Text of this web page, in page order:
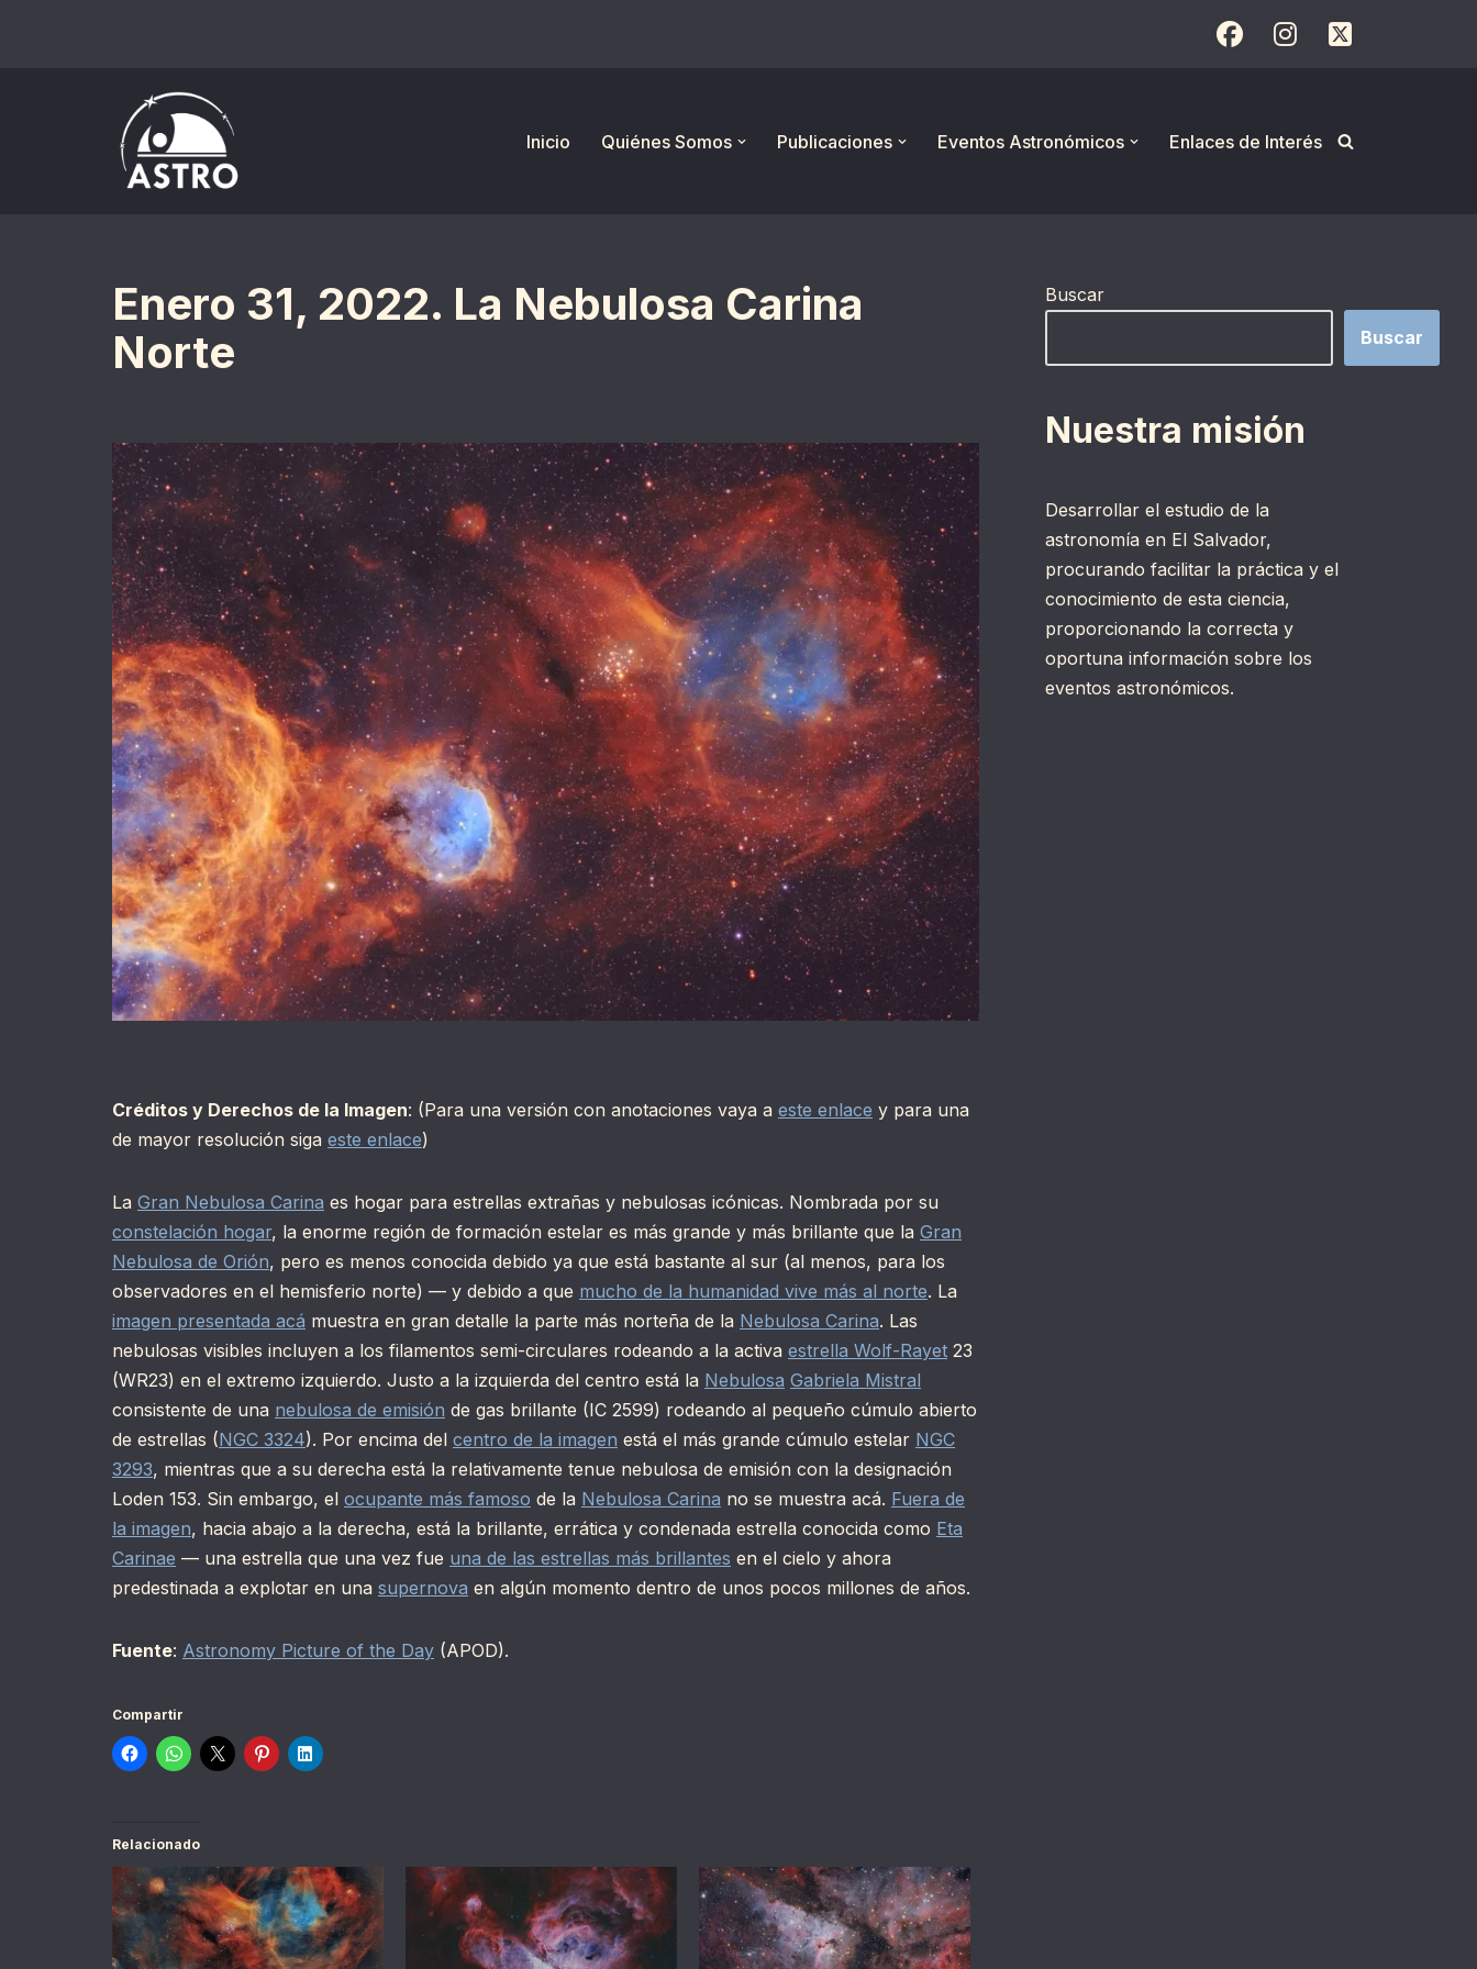
Inicio
Quiénes Somos Publicaciones Eventos Astronómicos Enlaces de Interés
Enero 31, 2022. La Nebulosa Carina
Norte
Créditos y Derechos de la Imagen: (Para una versión con anotaciones vaya a este enlace y para una
de mayor resolución siga este enlace)
La Gran Nebulosa Carina es hogar para estrellas extrañas y nebulosas icónicas. Nombrada por su
constelación hogar, la enorme región de formación estelar es más grande y más brillante que la Gran
Nebulosa de Orión, pero es menos conocida debido ya que está bastante al sur (al menos, para los
observadores en el hemisferio norte) — y debido a que mucho de la humanidad vive más al norte. La
imagen presentada acá muestra en gran detalle la parte más norteña de la Nebulosa Carina. Las
nebulosas visibles incluyen a los filamentos semi-circulares rodeando a la activa estrella Wolf-Rayet 23
(WR23) en el extremo izquierdo. Justo a la izquierda del centro está la Nebulosa Gabriela Mistral
consistente de una nebulosa de emisión de gas brillante (IC 2599) rodeando al pequeño cúmulo abierto
de estrellas (NGC 3324). Por encima del centro de la imagen está el más grande cúmulo estelar NGC
3293, mientras que a su derecha está la relativamente tenue nebulosa de emisión con la designación
Loden 153. Sin embargo, el ocupante más famoso de la Nebulosa Carina no se muestra acá. Fuera de
la imagen, hacia abajo a la derecha, está la brillante, errática y condenada estrella conocida como Eta
Carinae — una estrella que una vez fue una de las estrellas más brillantes en el cielo y ahora
predestinada a explotar en una supernova en algún momento dentro de unos pocos millones de años.
Fuente: Astronomy Picture of the Day (APOD).
Compartir
Relacionado
Buscar
Buscar
Nuestra misión
Desarrollar el estudio de la
astronomía en El Salvador,
procurando facilitar la práctica y el
conocimiento de esta ciencia,
proporcionando la correcta y
oportuna información sobre los
eventos astronómicos.